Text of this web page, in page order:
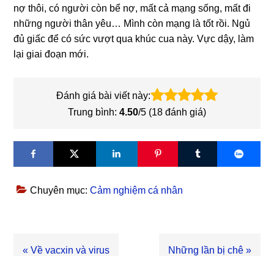
nợ thôi, có người còn bể nợ, mất cả mạng sống, mất đi
những người thân yêu… Mình còn mạng là tốt rồi. Ngủ
đủ giấc để có sức vượt qua khúc cua này. Vực dậy, làm
lại giai đoạn mới.
Đánh giá bài viết này:
Trung bình: 4.50/5 (18 đánh giá)
Chuyên mục:Cảm nghiệm cá nhân
Bài
« Về vacxin và virus
Bài
Những lần bị chê »